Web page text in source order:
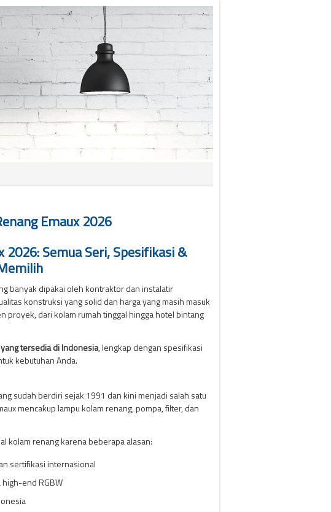
Emaux 2026
2026: Semua Seri, Spesifikasi &
banyak dipakai oleh kontraktor dan instalatir
konstruksi yang solid dan harga yang masih masuk
proyek, dari kolam rumah tinggal hingga hotel bintang
tersedia di Indonesia, lengkap dengan spesifikasi
kebutuhan Anda.
sudah berdiri sejak 1991 dan kini menjadi salah satu
mencakup lampu kolam renang, pompa, filter, dan
kolam renang karena beberapa alasan:
sertifikasi internasional
end RGBW